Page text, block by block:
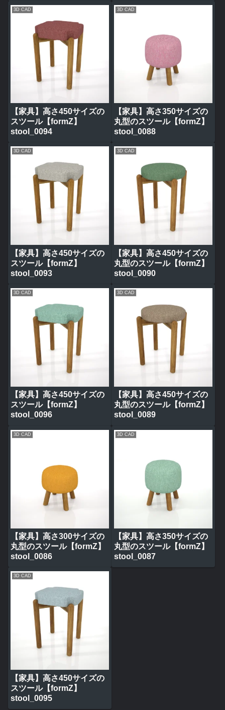
3D CAD
【家具】高さ450サイズの
スツール【formZ】
stool_0094
3D CAD
【家具】高さ350サイズの
丸型のスツール【formZ】
stool_0088
3D CAD
【家具】高さ450サイズの
スツール【formZ】
stool_0093
3D CAD
【家具】高さ450サイズの
丸型のスツール【formZ】
stool_0090
3D CAD
【家具】高さ450サイズの
スツール【formZ】
stool_0096
3D CAD
【家具】高さ450サイズの
丸型のスツール【formZ】
stool_0089
3D CAD
【家具】高さ300サイズの
丸型のスツール【formZ】
stool_0086
3D CAD
【家具】高さ350サイズの
丸型のスツール【formZ】
stool_0087
3D CAD
【家具】高さ450サイズの
スツール【formZ】
stool_0095